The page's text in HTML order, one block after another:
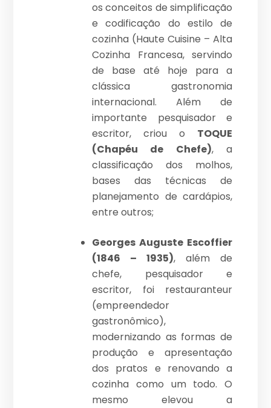
os conceitos de simplificação
e codificação do estilo de
cozinha (Haute Cuisine – Alta
Cozinha Francesa, servindo
de base até hoje para a
clássica gastronomia
internacional. Além de
importante pesquisador e
escritor, criou o TOQUE
(Chapéu de Chefe), a
classificação dos molhos,
bases das técnicas de
planejamento de cardápios,
entre outros;
Georges Auguste Escoffier
(1846 – 1935), além de
chefe, pesquisador e
escritor, foi restauranteur
(empreendedor
gastronômico),
modernizando as formas de
produção e apresentação
dos pratos e renovando a
cozinha como um todo. O
mesmo elevou a